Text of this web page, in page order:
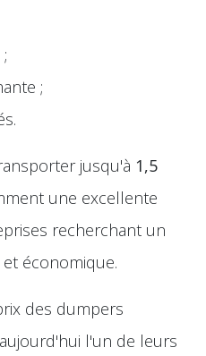
;
jusqu'à 1,5
une excellente
recherchant un
et économique.
des dumpers
l'un de leurs